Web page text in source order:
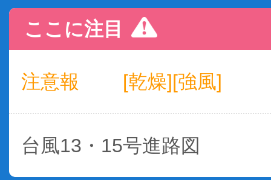
ここに注目
注意報 [乾燥][強風]
台風13・15号進路図